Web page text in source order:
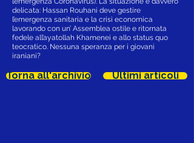
delicata: Hassan Rouhani deve gestire
l’emergenza sanitaria e la crisi economica
lavorando con un’ Assemblea ostile e ritornata
fedele all’ayatollah Khamenei e allo status quo
teocratico. Nessuna speranza per i giovani
iraniani?
Torna all'archivio Ultimi articoli